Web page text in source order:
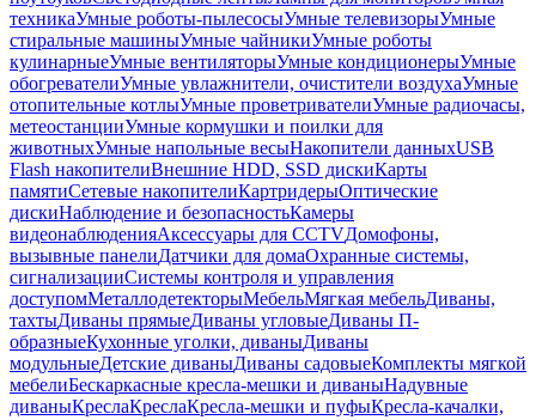
техникаУмные роботы-пылесосыУмные телевизорыУмные
стиральные машиныУмные чайникиУмные роботы
кулинарныеУмные вентиляторыУмные кондиционерыУмные
обогревателиУмные увлажнители, очистители воздухаУмные
отопительные котлыУмные проветривателиУмные радиочасы,
метеостанцииУмные кормушки и поилки для
животныхУмные напольные весыНакопители данныхUSB
Flash накопителиВнешние HDD, SSD дискиКарты
памятиСетевые накопителиКартридерыОптические
дискиНаблюдение и безопасностьКамеры
видеонаблюденияАксессуары для CCTVДомофоны,
вызывные панелиДатчики для домаОхранные системы,
сигнализацииСистемы контроля и управления
доступомМеталлодетекторыМебельМягкая мебельДиваны,
тахтыДиваны прямыеДиваны угловыеДиваны П-
образныеКухонные уголки, диваныДиваны
модульныеДетские диваныДиваны садовыеКомплекты мягкой
мебелиБескаркасные кресла-мешки и диваныНадувные
диваныКреслаКреслаКресла-мешки и пуфыКресла-качалки,